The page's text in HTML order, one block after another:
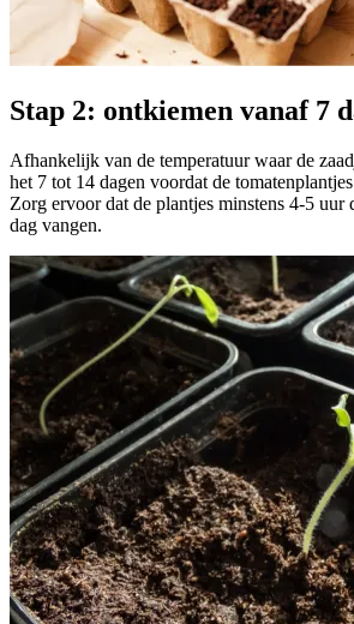
Stap 2: ontkiemen vanaf 7
Afhankelijk van de temperatuur waar de
het 7 tot 14 dagen voordat de
Zorg ervoor dat de plantjes minstens 4-5 uur
dag vangen.